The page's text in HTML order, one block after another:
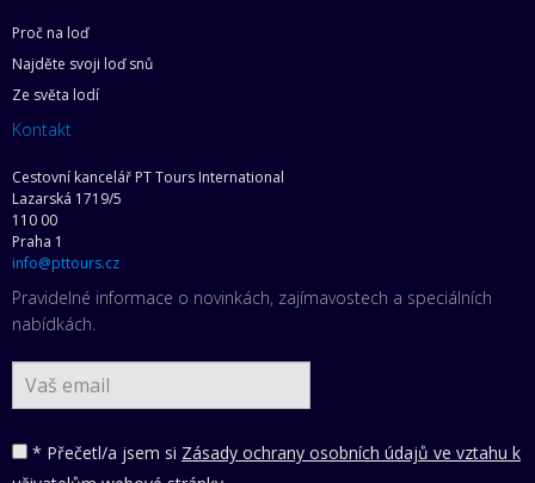
Proč na loď
Najděte svoji loď snů
Ze světa lodí
Kontakt
Cestovní kancelář PT Tours International
Lazarská 1719/5
110 00
Praha 1
info@pttours.cz
Pravidelné informace o novinkách, zajímavostech a speciálních
nabídkách.
* Přečetl/a jsem si Zásady ochrany osobních údajů ve vztahu k